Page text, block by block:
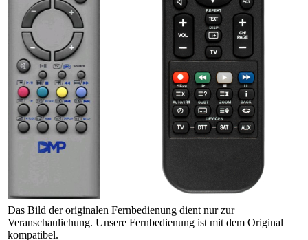
Das Bild der originalen Fernbedienung dient nur zur
Veranschaulichung. Unsere Fernbedienung ist mit dem Original
kompatibel.